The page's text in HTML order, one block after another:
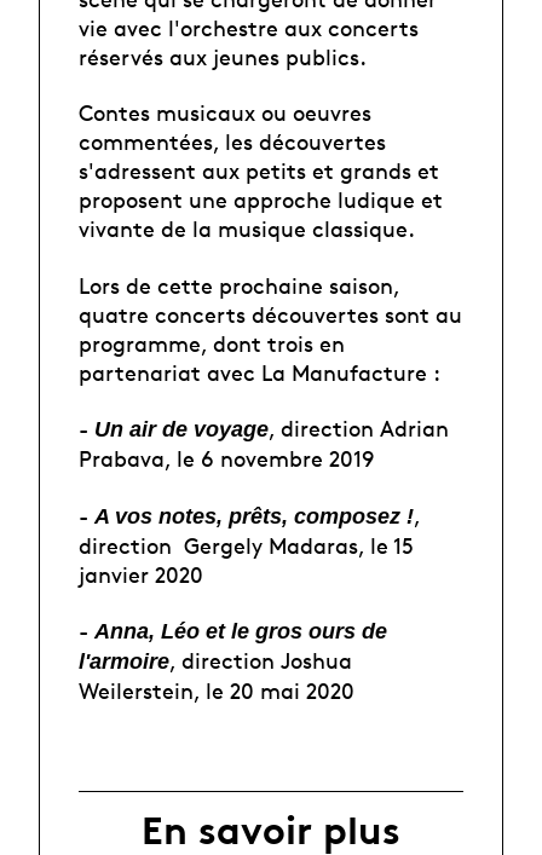
vie avec l'orchestre aux concerts
réservés aux jeunes publics.
Contes musicaux ou oeuvres
commentées, les découvertes
s'adressent aux petits et grands et
proposent une approche ludique et
vivante de la musique classique.
Lors de cette prochaine saison,
quatre concerts découvertes sont au
programme, dont trois en
partenariat avec La Manufacture :
- Un air de voyage, direction Adrian
Prabava, le 6 novembre 2019
- A vos notes, prêts, composez !,
direction Gergely Madaras, le 15
janvier 2020
- Anna, Léo et le gros ours de
l'armoire, direction Joshua
Weilerstein, le 20 mai 2020
En savoir plus